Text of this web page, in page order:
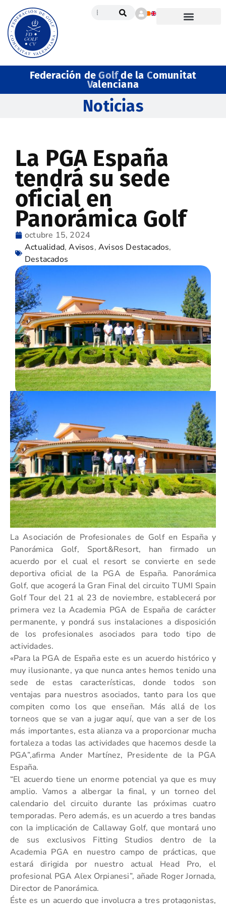
Federación deGolfde la Comunitat
Valenciana
Noticias
La PGA España
tendrá su sede
oficial en
Panorámica Golf
octubre 15, 2024
Actualidad,Avisos,Avisos Destacados,
Destacados
La Asociación de Profesionales de Golf en España y
Panorámica Golf, Sport&Resort, han firmado un
acuerdo por el cual el resort se convierte en sede
deportiva oficial de la PGA de España. Panorámica
Golf, que acogerá la Gran Final del circuito TUMI Spain
Golf Tour del 21 al 23 de noviembre, establecerá por
primera vez la Academia PGA de España de carácter
permanente, y pondrá sus instalaciones a disposición
de los profesionales asociados para todo tipo de
actividades.
«Para la PGA de España este es un acuerdo histórico y
muy ilusionante, ya que nunca antes hemos tenido una
sede de estas características, donde todos son
ventajas para nuestros asociados, tanto para los que
compiten como los que enseñan. Más allá de los
torneos que se van a jugar aquí, que van a ser de los
más importantes, esta alianza va a proporcionar mucha
fortaleza a todas las actividades que hacemos desde la
PGA”,afirma Ander Martínez, Presidente de la PGA
España.
“El acuerdo tiene un enorme potencial ya que es muy
amplio. Vamos a albergar la final, y un torneo del
calendario del circuito durante las próximas cuatro
temporadas. Pero además, es un acuerdo a tres bandas
con la implicación de Callaway Golf, que montará uno
de sus exclusivos Fitting Studios dentro de la
Academia PGA en nuestro campo de prácticas, que
estará dirigida por nuestro actual Head Pro, el
profesional PGA Alex Orpianesi”, añade Roger Jornada,
Director de Panorámica.
Éste es un acuerdo que involucra a tres protagonistas,